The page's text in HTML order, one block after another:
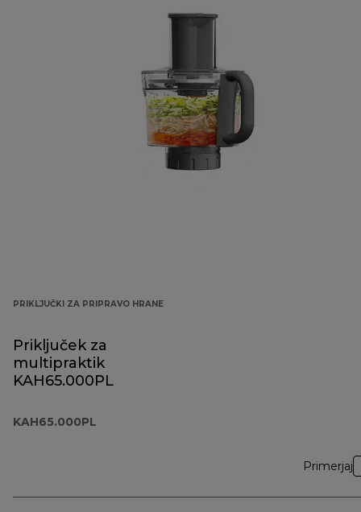
PRIKLJUČKI ZA PRIPRAVO HRANE
Priključek za
multipraktik
KAH65.000PL
KAH65.000PL
Primerjaj